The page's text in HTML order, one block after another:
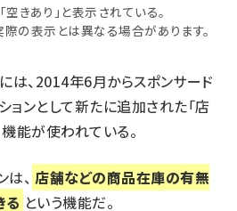
きあり」と表示されている。
の表示とは異なる場合があります。
は、2014年6月からスポンサード
ンとして新たに追加された「店
能が使われている。
、 店舗などの商品在庫の有無
る という機能だ。